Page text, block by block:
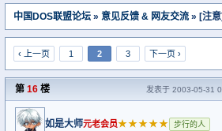
中国DOS联盟论坛 » 意见反馈 & 网友交流 » [注意]给我的
‹ 上一页 1 2 3 下一页 ›
第 16 楼 发表于 2003-05-31
如是大师元老会员★★★★★ 步行的人